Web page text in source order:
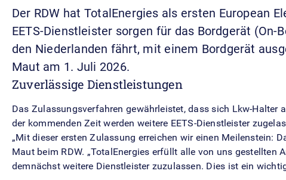
Der RDW hat TotalEnergies als ersten European
EETS-Dienstleister sorgen für das Bordgerät
den Niederlanden fährt, mit einem Bordgerät
Maut am 1. Juli 2026.
Zuverlässige Dienstleistungen
Das Zulassungsverfahren gewährleistet, dass sich Lkw-
der kommenden Zeit werden weitere EETS-Dienstleister
„Mit dieser ersten Zulassung erreichen wir einen Meilenstein:
Maut beim RDW. „TotalEnergies erfüllt alle von uns gestellten
demnächst weitere Dienstleister zuzulassen. Dies ist ein